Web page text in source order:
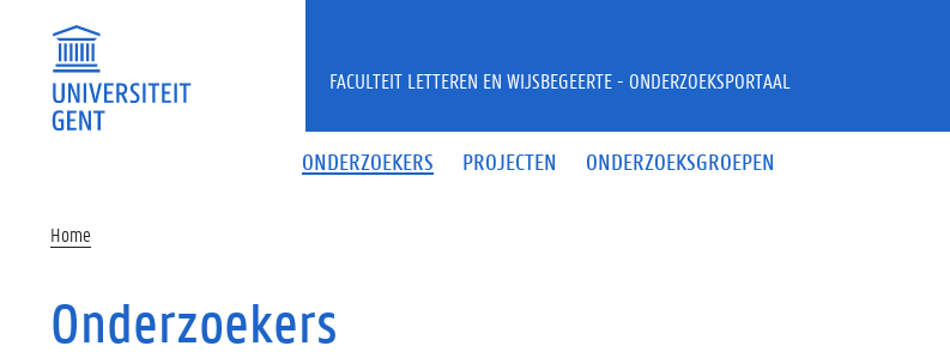
ONDERZOEKERS PROJECTEN ONDERZOEKSGROEPEN
FACULTEIT LETTEREN EN WIJSBEGEERTE - ONDERZOEKSPORTAAL
Home
Onderzoekers